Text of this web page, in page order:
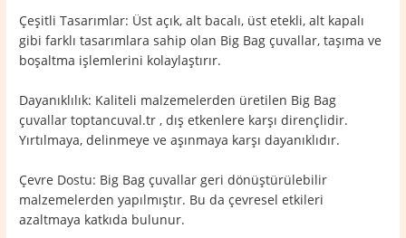
Çeşitli Tasarımlar: Üst açık, alt bacalı, üst etekli, alt kapalı
gibi farklı tasarımlara sahip olan Big Bag çuvallar, taşıma ve
boşaltma işlemlerini kolaylaştırır.
Dayanıklılık: Kaliteli malzemelerden üretilen Big Bag
çuvallar toptancuval.tr , dış etkenlere karşı dirençlidir.
Yırtılmaya, delinmeye ve aşınmaya karşı dayanıklıdır.
Çevre Dostu: Big Bag çuvallar geri dönüştürülebilir
malzemelerden yapılmıştır. Bu da çevresel etkileri
azaltmaya katkıda bulunur.